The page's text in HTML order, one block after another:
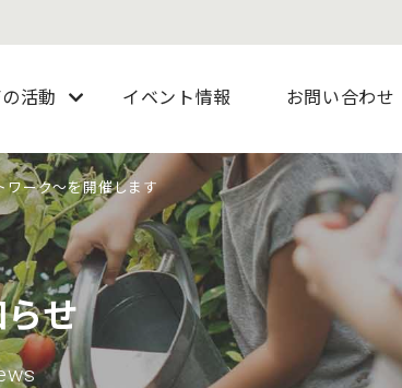
活動 イベント情報 お問い合わせ
せ
ワーク～を開催します